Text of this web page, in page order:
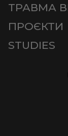
ТРАВМА
ПРОЄКТИ
STUDIES